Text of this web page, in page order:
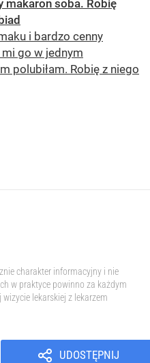
makaron soba. Robię
i bardzo cenny
go w jednym
polubiłam. Robię z niego
charakter informacyjny i nie
w praktyce powinno za każdym
lekarskiej z lekarzem
UDOSTĘPNIJ